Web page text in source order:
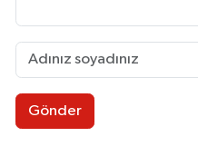
Gönder